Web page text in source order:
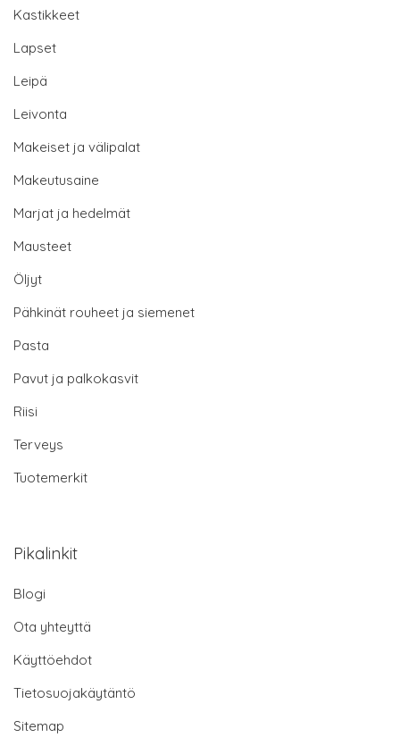
Kastikkeet
Lapset
Leipä
Leivonta
Makeiset ja välipalat
Makeutusaine
Marjat ja hedelmät
Mausteet
Öljyt
Pähkinät rouheet ja siemenet
Pasta
Pavut ja palkokasvit
Riisi
Terveys
Tuotemerkit
Pikalinkit
Blogi
Ota yhteyttä
Käyttöehdot
Tietosuojakäytäntö
Sitemap